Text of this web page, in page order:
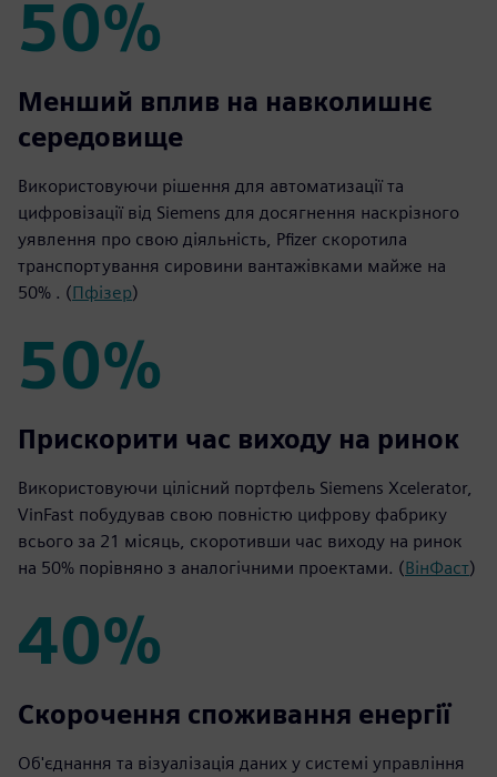
50%
50%
Менший вплив на навколишнє
середовище
Використовуючи рішення для автоматизації та
цифровізації від Siemens для досягнення наскрізного
уявлення про свою діяльність, Pfizer скоротила
транспортування сировини вантажівками майже на
50% . (Пфізер)
50%
50%
Прискорити час виходу на ринок
Використовуючи цілісний портфель Siemens Xcelerator,
VinFast побудував свою повністю цифрову фабрику
всього за 21 місяць, скоротивши час виходу на ринок
на 50% порівняно з аналогічними проектами. (ВінФаст)
40%
40%
Скорочення споживання енергії
Об'єднання та візуалізація даних у системі управління